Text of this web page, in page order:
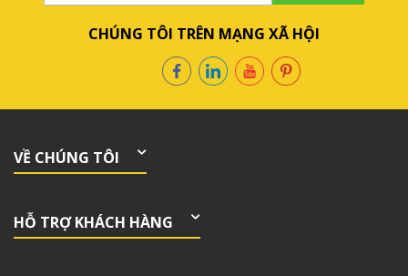
CHÚNG TÔI TRÊN MẠNG XÃ HỘI
VỀ CHÚNG TÔI
HỖ TRỢ KHÁCH HÀNG